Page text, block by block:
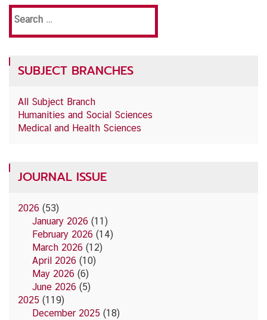
Search
SUBJECT BRANCHES
All Subject Branch
Humanities and Social Sciences
Medical and Health Sciences
JOURNAL ISSUE
2026 (53)
January 2026 (11)
February 2026 (14)
March 2026 (12)
April 2026 (10)
May 2026 (6)
June 2026 (5)
2025 (119)
December 2025 (18)